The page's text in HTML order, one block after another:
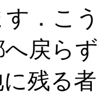
す．こ
戻ら
に残る